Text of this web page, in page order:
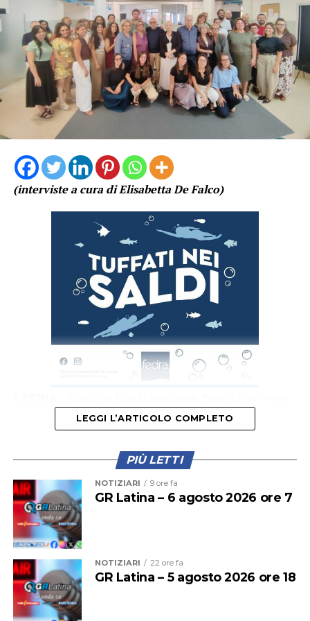
delle Dimore e dei Giardini Storici, previsto dalla Legge
Regionale 20 giugno 2016, n. 8, promosso dalla
Direzione Regionale Cultura e Lazio Creativo – Area
Valorizzazione del Patrimonio Culturale (Atto n. G13435
del 12 ottobre 2023).
almeno una foto per testimonianza e per dire ai vari
Comuni di svegliarsi – scrive in un post sui social Manfrè
– Almeno per le Persone che vengono da fuori, fate un
servizio gratuito per l’ospedale”.
(interviste a cura di Elisabetta De Falco)
a Latina 22 nuovi assistenti sociali che, come prevede la
legge, opereranno al servizio del capoluogo e
dell’intero distretto socio-sanitario Lt2, che comprende
anche i comuni di Pontinia, Sabaudia, Sermoneta e
Norma.
LEGGI L’ARTICOLO COMPLETO
PIÙ LETTI
NOTIZIARI 9 ore fa
GR Latina – 6 agosto 2026 ore 7
NOTIZIARI 22 ore fa
GR Latina – 5 agosto 2026 ore 18